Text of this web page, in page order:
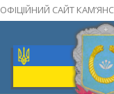
ОФІЦІЙНИЙ САЙТ